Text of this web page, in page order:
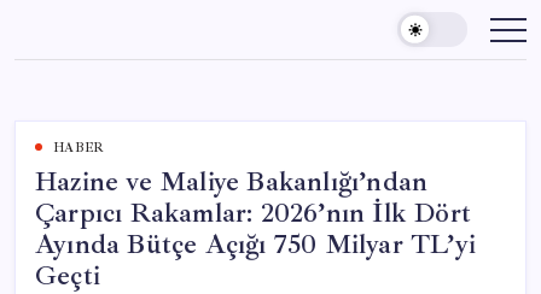
content
HABER
Hazine ve Maliye Bakanlığı’ndan
Çarpıcı Rakamlar: 2026’nın İlk Dört
Ayında Bütçe Açığı 750 Milyar TL’yi
Geçti